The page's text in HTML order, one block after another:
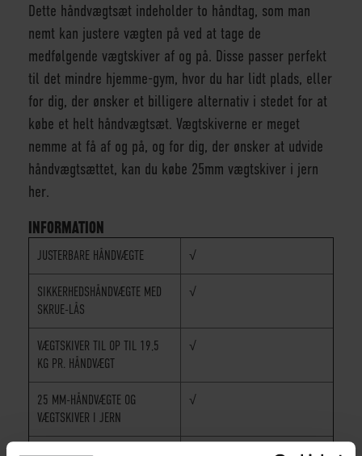
Dette håndvægtsæt indeholder to håndtag, som man
nemt kan justere vægten på ved at tage de
medfølgende vægtskiver af og på. Disse passer perfekt
til det mindre hjemme-gym, hvor du har lidt plads, eller
for dig, der ønsker et billigere alternativ i stedet for at
købe et helt håndvægtsæt. Vægtskiverne er meget
nemme at få af og på, og for dig, der ønsker at udvide
håndvægtsættet, kan du købe 25mm vægtskiver i jern
her.
INFORMATION
JUSTERBARE HÅNDVÆGTE √
SIKKERHEDSHÅNDVÆGTE MED
SKRUE-LÅS
√
VÆGTSKIVER TIL OP TIL 19,5
KG PR. HÅNDVÆGT
√
25 MM-HÅNDVÆGTE OG
VÆGTSKIVER I JERN
√